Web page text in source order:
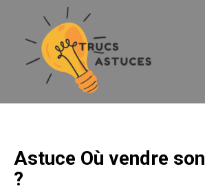
o
Astuce Où vendre
?